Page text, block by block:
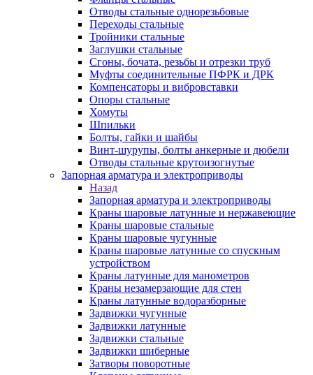
Отводы стальные однорезьбовые
Переходы стальные
Тройники стальные
Заглушки стальные
Сгоны, бочата, резьбы и отрезки труб
Муфты соединительные ПФРК и ДРК
Компенсаторы и вибровставки
Опоры стальные
Хомуты
Шпильки
Болты, гайки и шайбы
Винт-шурупы, болты анкерные и дюбели
Отводы стальные крутоизогнутые
Запорная арматура и электроприводы
Назад
Запорная арматура и электроприводы
Краны шаровые латунные и нержавеющие
Краны шаровые стальные
Краны шаровые чугунные
Краны шаровые латунные со спускным
устройством
Краны латунные для манометров
Краны незамерзающие для стен
Краны латунные водоразборные
Задвижки чугунные
Задвижки латунные
Задвижки стальные
Задвижки шиберные
Затворы поворотные